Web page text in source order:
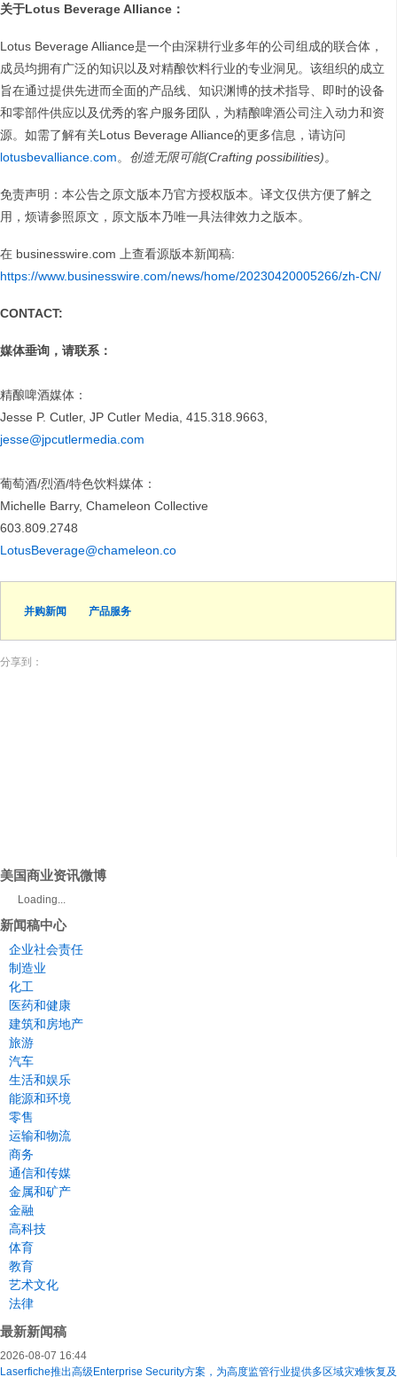
关于Lotus Beverage Alliance：
Lotus Beverage Alliance是一个由深耕行业多年的公司组成的联合体，
成员均拥有广泛的知识以及对精酿饮料行业的专业洞见。该组织的成立
旨在通过提供先进而全面的产品线、知识渊博的技术指导、即时的设备
和零部件供应以及优秀的客户服务团队，为精酿啤酒公司注入动力和资
源。如需了解有关Lotus Beverage Alliance的更多信息，请访问
lotusbevalliance.com。 创造无限可能(Crafting possibilities)。
免责声明：本公告之原文版本乃官方授权版本。译文仅供方便了解之
用，烦请参照原文，原文版本乃唯一具法律效力之版本。
在 businesswire.com 上查看源版本新闻稿:
https://www.businesswire.com/news/home/20230420005266/zh-CN/
CONTACT:
媒体垂询，请联系：
精酿啤酒媒体：
Jesse P. Cutler, JP Cutler Media, 415.318.9663,
jesse@jpcutlermedia.com
葡萄酒/烈酒/特色饮料媒体：
Michelle Barry, Chameleon Collective
603.809.2748
LotusBeverage@chameleon.co
并购新闻 产品服务
分享到：
美国商业资讯微博
Loading...
新闻稿中心
企业社会责任
制造业
化工
医药和健康
建筑和房地产
旅游
汽车
生活和娱乐
能源和环境
零售
运输和物流
商务
通信和传媒
金属和矿产
金融
高科技
体育
教育
艺术文化
法律
最新新闻稿
2026-08-07 16:44
Laserfiche推出高级Enterprise Security方案，为高度监管行业提供多区域灾难恢复及